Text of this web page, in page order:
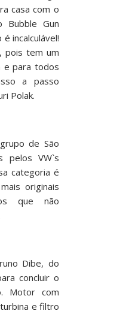
casa com o
Gun
incalculável!
pois tem um
e para todos
a passo
Polak.
de São
pelos VW`s
categoria é
originais
que não
Dibe, do
concluir o
Motor com
e filtro